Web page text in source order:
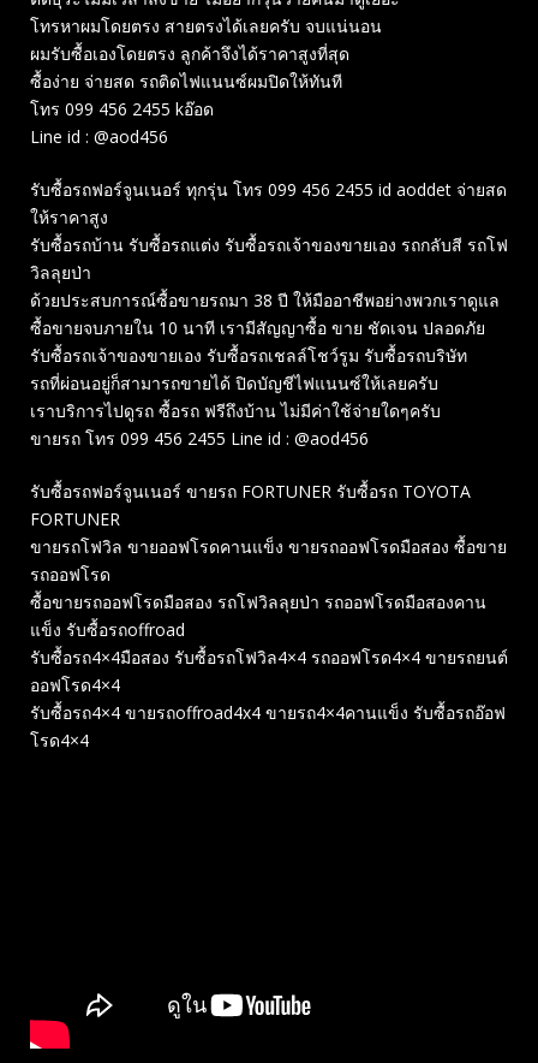
โทรหาผมโดยตรง สายตรงได้เลยครับ จบแน่นอน
ผมรับซื้อเองโดยตรง ลูกค้าจึงได้ราคาสูงที่สุด
ซื้อง่าย จ่ายสด รถติดไฟแนนซ์ผมปิดให้ทันที
โทร 099 456 2455 kอ๊อด
Line id : @aod456
รับซื้อรถฟอร์จูนเนอร์ ทุกรุ่น โทร 099 456 2455 id aoddet จ่ายสด
ให้ราคาสูง
รับซื้อรถบ้าน รับซื้อรถแต่ง รับซื้อรถเจ้าของขายเอง รถกลับสี รถโฟ
วิลลุยป่า
ด้วยประสบการณ์ซื้อขายรถมา 38 ปี ให้มืออาชีพอย่างพวกเราดูแล
ซื้อขายจบภายใน 10 นาที เรามีสัญญาซื้อ ขาย ชัดเจน ปลอดภัย
รับซื้อรถเจ้าของขายเอง รับซื้อรถเชลล์โชว์รูม รับซื้อรถบริษัท
รถที่ผ่อนอยู่ก็สามารถขายได้ ปิดบัญชีไฟแนนซ์ให้เลยครับ
เราบริการไปดูรถ ซื้อรถ ฟรีถึงบ้าน ไม่มีค่าใช้จ่ายใดๆครับ
ขายรถ โทร 099 456 2455 Line id : @aod456
รับซื้อรถฟอร์จูนเนอร์ ขายรถ FORTUNER รับซื้อรถ TOYOTA
FORTUNER
ขายรถโฟวิล ขายออฟโรดคานแข็ง ขายรถออฟโรดมือสอง ซื้อขาย
รถออฟโรด
ซื้อขายรถออฟโรดมือสอง รถโฟวิลลุยป่า รถออฟโรดมือสองคาน
แข็ง รับซื้อรถoffroad
รับซื้อรถ4×4มือสอง รับซื้อรถโฟวิล4×4 รถออฟโรด4×4 ขายรถยนต์
ออฟโรด4×4
รับซื้อรถ4×4 ขายรถoffroad4x4 ขายรถ4×4คานแข็ง รับซื้อรถอ๊อฟ
โรด4×4